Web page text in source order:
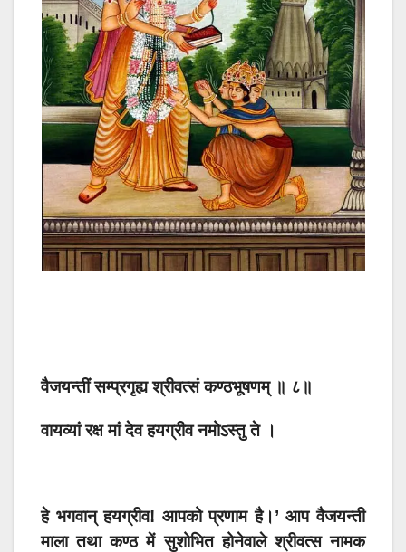
वैजयन्तीं सम्प्रगृह्य श्रीवत्सं कण्ठभूषणम् ॥ ८॥
वायव्यां रक्ष मां देव हयग्रीव नमोऽस्तु ते ।
हे भगवान् हयग्रीव! आपको प्रणाम है।’ आप वैजयन्ती
माला तथा कण्ठ में सुशोभित होनेवाले श्रीवत्स नामक